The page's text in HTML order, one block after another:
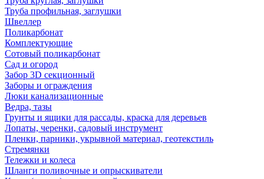
Труба профильная, заглушки
Швеллер
Поликарбонат
Комплектующие
Сотовый поликарбонат
Сад и огород
Забор 3D секционный
Заборы и ограждения
Люки канализационные
Ведра, тазы
Грунты и ящики для рассады, краска для деревьев
Лопаты, черенки, садовый инструмент
Пленки, парники, укрывной материал, геотекстиль
Стремянки
Тележки и колеса
Шланги поливочные и опрыскиватели